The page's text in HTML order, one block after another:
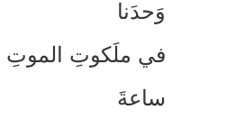
ملَكوتِ الموتِ الآخرِ